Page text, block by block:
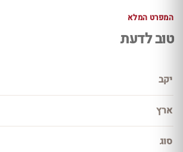
המפרט המלא
טוב לדעת
יקב
ארץ
סוג